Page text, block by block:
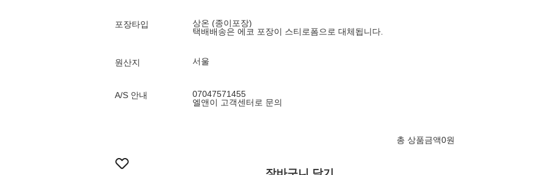
포장타입
상온 (종이포장)
택배배송은 에코 포장이 스티로폼으로 대체됩니다.
원산지 서울
A/S 안내
07047571455
엘앤이 고객센터로 문의
총 상품금액0원